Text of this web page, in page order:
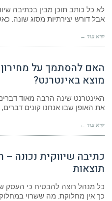
לא כל כותב תוכן מבין בכתיבה
אבל דורש יצירתיות מסוג שונה.
קרא עוד ←
האם להסתמך על
מוצא באינטרנט?
האינטרנט שינה הרבה מאוד
את האופן שבו אנחנו קונים
קרא עוד ←
כתיבה שיווקית נכונה
תוצאות
כל מנהל רוצה להבטיח כי העסק
כך אין מחלוקת. מה ששרוי